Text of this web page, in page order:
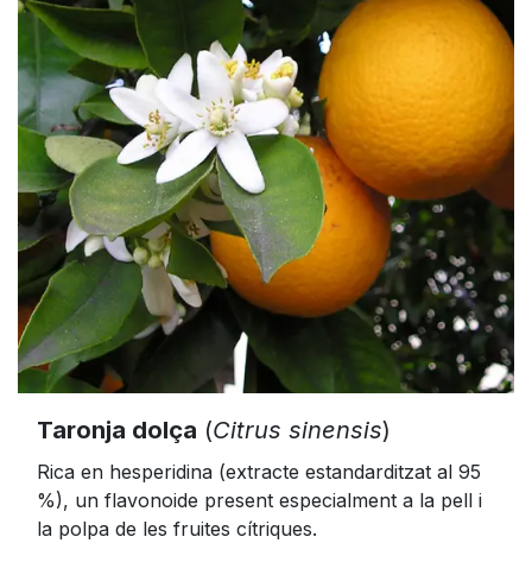
Taronja dolça (Citrus sinensis)
Rica en hesperidina (extracte estandarditzat al 95
%), un flavonoide present especialment a la pell i
la polpa de les fruites cítriques.